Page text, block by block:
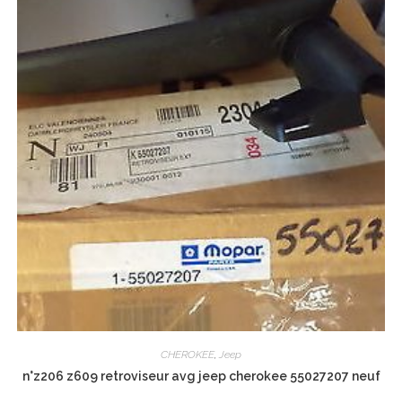
CHEROKEE, Jeep
n°z206 z609 retroviseur avg jeep cherokee 55027207 neuf